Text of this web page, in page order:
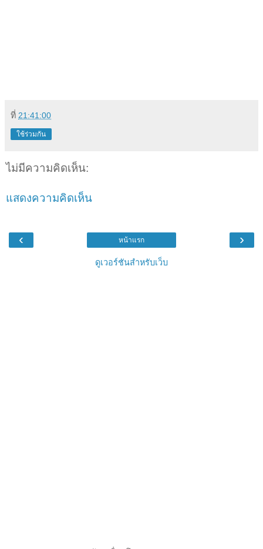
ที่ 21:41:00
ใช้ร่วมกัน
ไม่มีความคิดเห็น:
แสดงความคิดเห็น
‹ ›
หน้าแรก
ดูเวอร์ชันสำหรับเว็บ